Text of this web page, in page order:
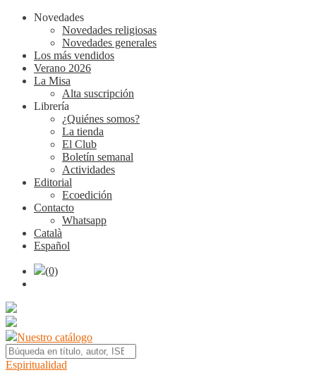
Novedades
Novedades religiosas
Novedades generales
Los más vendidos
Verano 2026
La Misa
Alta suscripción
Librería
¿Quiénes somos?
La tienda
El Club
Boletín semanal
Actividades
Editorial
Ecoedición
Contacto
Whatsapp
Català
Español
(0)
Nuestro catálogo
Espiritualidad